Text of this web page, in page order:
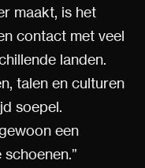
maakt, is het
contact met veel
landen.
talen en culturen
soepel.
een